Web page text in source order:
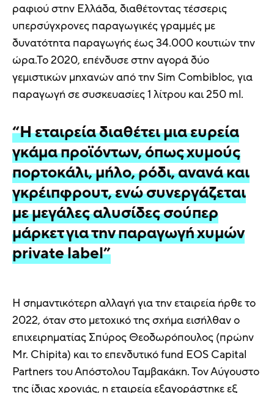
ραφιού στην Ελλάδα, διαθέτοντας τέσσερις
υπερσύγχρονες παραγωγικές γραμμές με
δυνατότητα παραγωγής έως 34.000 κουτιών την
ώρα.Το 2020, επένδυσε στην αγορά δύο
γεμιστικών μηχανών από την Sim Combibloc, για
παραγωγή σε συσκευασίες 1 λίτρου και 250 ml.
“Η εταιρεία διαθέτει μια ευρεία
γκάμα προϊόντων, όπως χυμούς
πορτοκάλι, μήλο, ρόδι, ανανά και
γκρέιπφρουτ, ενώ συνεργάζεται
με μεγάλες αλυσίδες σούπερ
μάρκετ για την παραγωγή χυμών
private label”
Η σημαντικότερη αλλαγή για την εταιρεία ήρθε το
2022, όταν στο μετοχικό της σχήμα εισήλθαν ο
επιχειρηματίας Σπύρος Θεοδωρόπουλος (πρώην
Mr. Chipita) και το επενδυτικό fund EOS Capital
Partners του Απόστολου Ταμβακάκη. Τον Αύγουστο
της ίδιας χρονιάς, η εταιρεία εξαγοράστηκε εξ